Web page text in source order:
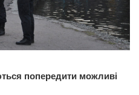
попередити можливі